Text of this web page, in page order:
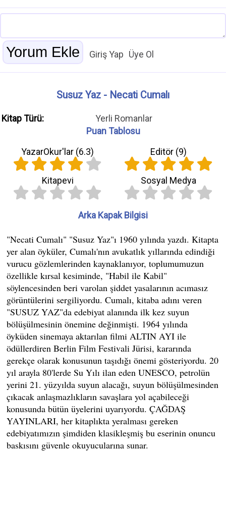
Giriş Yap Üye Ol
Susuz Yaz - Necati Cumalı
Kitap Türü:
Yerli Romanlar
Puan Tablosu
YazarOkur'lar (6.3) Editör (9)
Kitapevi Sosyal Medya
Arka Kapak Bilgisi